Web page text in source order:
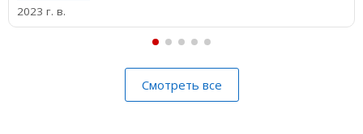
2023 г. в.
Смотреть все